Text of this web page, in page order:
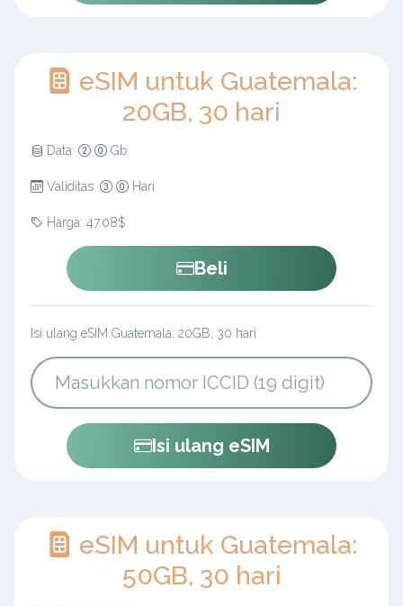
eSIM untuk Guatemala:
20GB, 30 hari
Data: Gb
Validitas: Hari
Harga: 47.08$
Beli
Isi ulang eSIM Guatemala: 20GB, 30 hari
Isi ulang eSIM
eSIM untuk Guatemala:
50GB, 30 hari